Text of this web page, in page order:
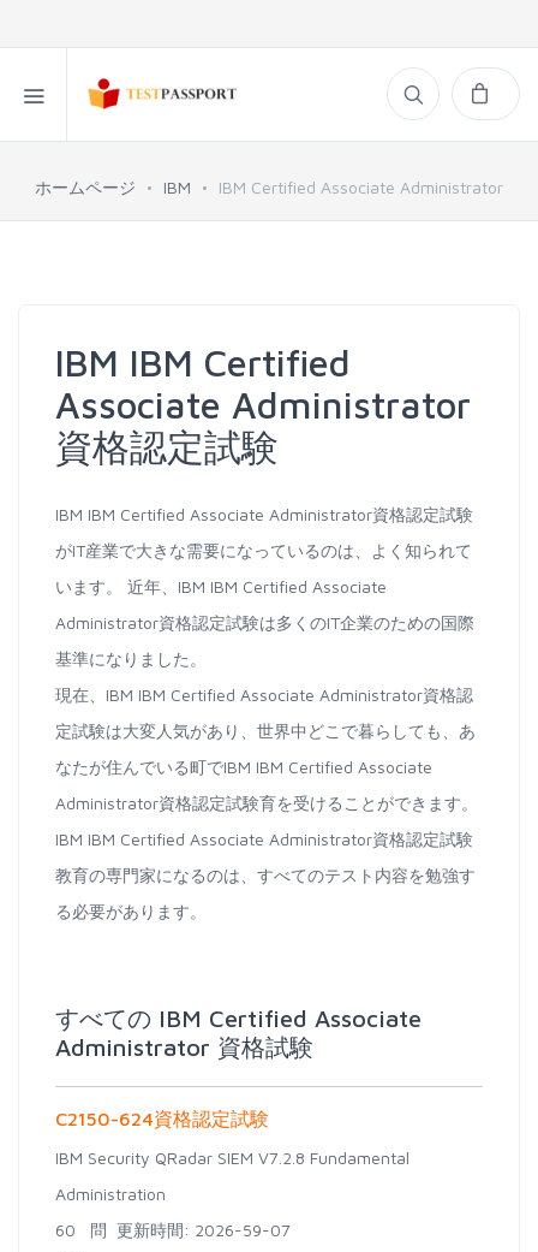
ホームページ IBM IBM Certified Associate Administrator
IBM IBM Certified
Associate Administrator
資格認定試験
IBM IBM Certified Associate Administrator資格認定試験
がIT産業で大きな需要になっているのは、よく知られて
います。 近年、IBM IBM Certified Associate
Administrator資格認定試験は多くのIT企業のための国際
基準になりました。
現在、IBM IBM Certified Associate Administrator資格認
定試験は大変人気があり、世界中どこで暮らしても、あ
なたが住んでいる町でIBM IBM Certified Associate
Administrator資格認定試験育を受けることができます。
IBM IBM Certified Associate Administrator資格認定試験
教育の専門家になるのは、すべてのテスト内容を勉強す
る必要があります。
すべての IBM Certified Associate
Administrator 資格試験
C2150-624資格認定試験
IBM Security QRadar SIEM V7.2.8 Fundamental
Administration
60 問 更新時間: 2026-59-07